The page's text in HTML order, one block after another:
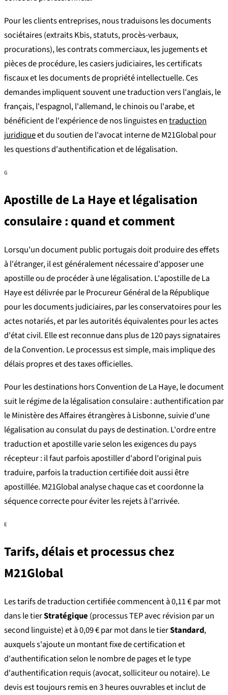
Pour les clients entreprises, nous traduisons les documents
sociétaires (extraits Kbis, statuts, procès-verbaux,
procurations), les contrats commerciaux, les jugements et
pièces de procédure, les casiers judiciaires, les certificats
fiscaux et les documents de propriété intellectuelle. Ces
demandes impliquent souvent une traduction vers l'anglais, le
français, l'espagnol, l'allemand, le chinois ou l'arabe, et
bénéficient de l'expérience de nos linguistes entraduction
juridiqueet du soutien de l'avocat interne de M21Global pour
les questions d'authentification et de légalisation.
G
Apostille de La Haye et légalisation
consulaire : quand et comment
Lorsqu'un document public portugais doit produire des effets
à l'étranger, il est généralement nécessaire d'apposer une
apostille ou de procéder à une légalisation. L'apostille de La
Haye est délivrée par le Procureur Général de la République
pour les documents judiciaires, par les conservatoires pour les
actes notariés, et par les autorités équivalentes pour les actes
d'état civil. Elle est reconnue dans plus de 120 pays signataires
de la Convention. Le processus est simple, mais implique des
délais propres et des taxes officielles.
Pour les destinations hors Convention de La Haye, le document
suit le régime de la légalisation consulaire : authentification par
le Ministère des Affaires étrangères à Lisbonne, suivie d'une
légalisation au consulat du pays de destination. L'ordre entre
traduction et apostille varie selon les exigences du pays
récepteur : il faut parfois apostiller d'abord l'original puis
traduire, parfois la traduction certifiée doit aussi être
apostillée. M21Global analyse chaque cas et coordonne la
séquence correcte pour éviter les rejets à l'arrivée.
E
Tarifs, délais et processus chez
M21Global
Les tarifs de traduction certifiée commencent à 0,11 € par mot
dans le tierStratégique (processus TEP avec révision par un
second linguiste) et à 0,09 € par mot dans le tierStandard,
auxquels s'ajoute un montant fixe de certification et
d'authentification selon le nombre de pages et le type
d'authentification requis (avocat, solliciteur ou notaire). Le
devis est toujours remis en 3 heures ouvrables et inclut de